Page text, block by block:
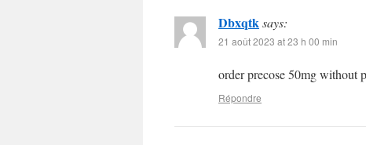
Dbxqtksays:
21 août 2023 at 23 h 00 min
order precose 50mg without
Répondre